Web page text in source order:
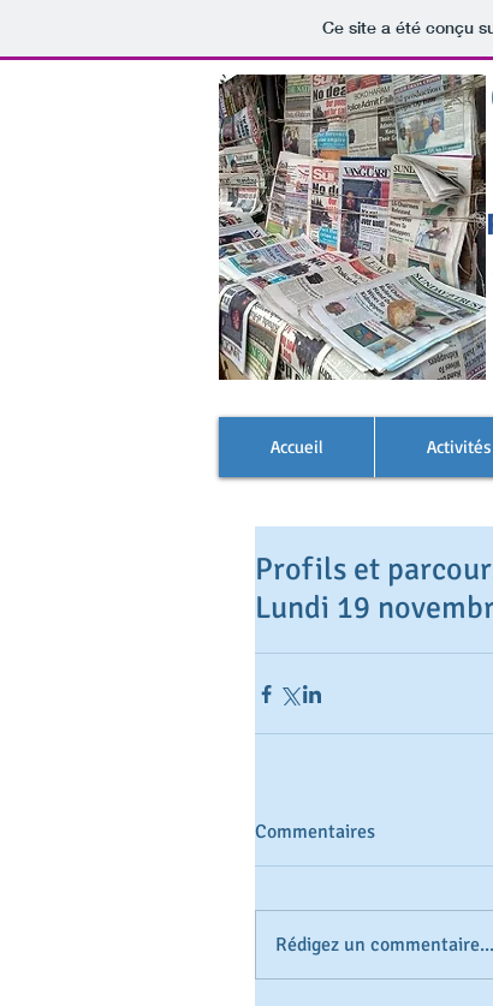
Ce site a été conçu
Accueil Activités
Profils et
Lundi 19
Commentaires
Rédigez un commentaire...